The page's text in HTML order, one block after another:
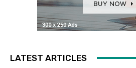
LATEST ARTICLES